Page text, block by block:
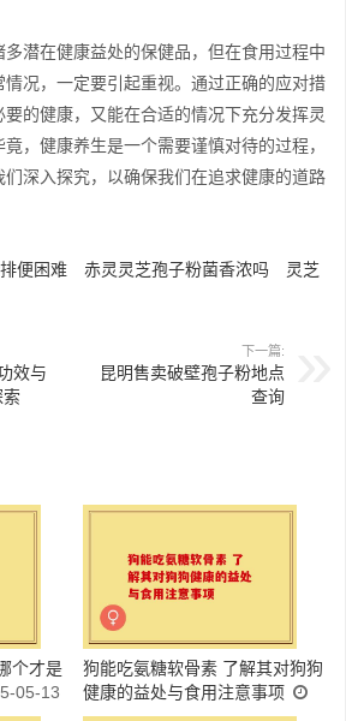
潜在健康益处的保健品，但在食用过程中
况，一定要引起重视。通过正确的应对措
的健康，又能在合适的情况下充分发挥灵
，健康养生是一个需要谨慎对待的过程，
深入探究，以确保我们在追求健康的道路
便困难 赤灵灵芝孢子粉菌香浓吗
灵芝
效与
下一篇:
昆明售卖破壁孢子粉地点
查询
个才是
05-13
狗能吃氨糖软骨素 了解其对狗狗
健康的益处与食用注意事项
2025-05-13